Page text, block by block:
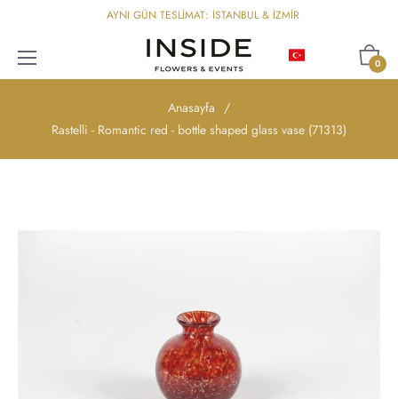
AYNI GÜN TESLİMAT: İSTANBUL & İZMİR
Sepet
0
Anasayfa /
Rastelli - Romantic red - bottle shaped glass vase (71313)